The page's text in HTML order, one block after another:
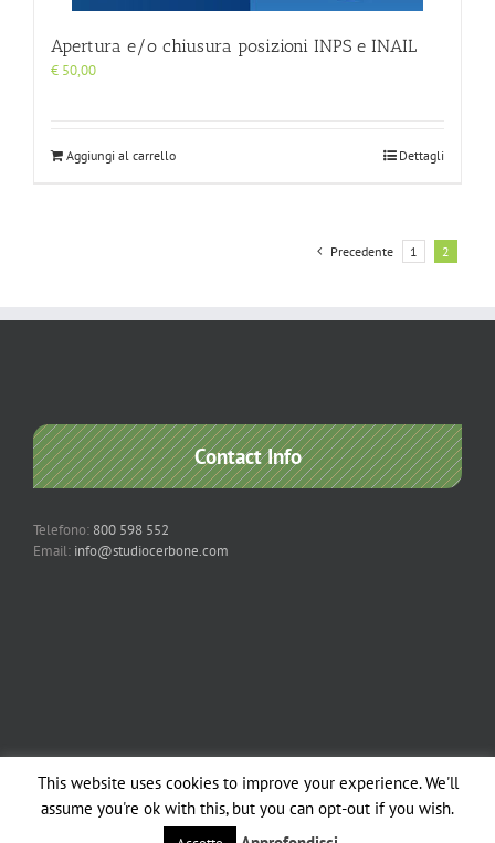
Apertura e/o chiusura posizioni INPS e INAIL
€ 50,00
Aggiungi al carrello Dettagli
Precedente 1 2
Contact Info
Telefono: 800 598 552
Email: info@studiocerbone.com
Copyright 2012 - 2018 Studio Cerbone & Associati | All Rights Reserved |
Studio Cerbone| | All Rights Reserved |
This website uses cookies to improve your experience. We'll
assume you're ok with this, but you can opt-out if you wish.